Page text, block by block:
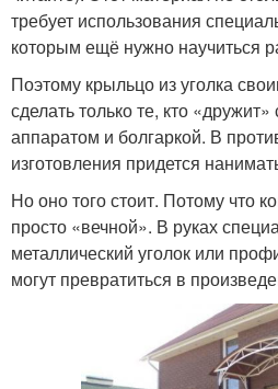
требует использования
которым ещё нужно научиться
Поэтому крыльцо из уголка
сделать только те, кто
аппаратом и болгаркой. В
изготовления придется
Но оно того стоит. Потому что
просто «вечной». В руках
металлический уголок или
могут превратиться в